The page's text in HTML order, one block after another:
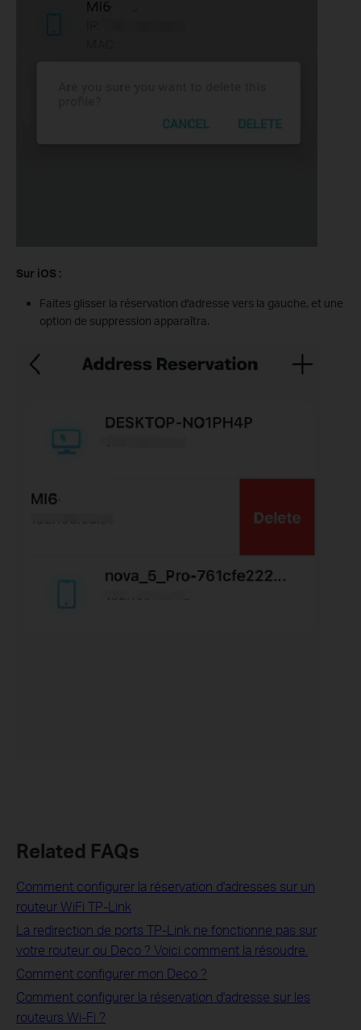
Sur iOS :
Faites glisser la réservation d'adresse vers la gauche, et une
option de suppression apparaîtra.
Related FAQs
Comment configurer la réservation d'adresses sur un
routeur WiFi TP-Link
La redirection de ports TP-Link ne fonctionne pas sur
votre routeur ou Deco ? Voici comment la résoudre.
Comment configurer mon Deco ?
Comment configurer la réservation d'adresse sur les
routeurs Wi-Fi ?